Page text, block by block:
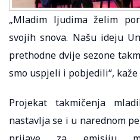
„Mladim ljudima želim
svojih snova. Našu ideju
prethodne dvije sezone
smo uspjeli i pobjedili“, kaže
Projekat takmičenja
nastavlja se i u narednom